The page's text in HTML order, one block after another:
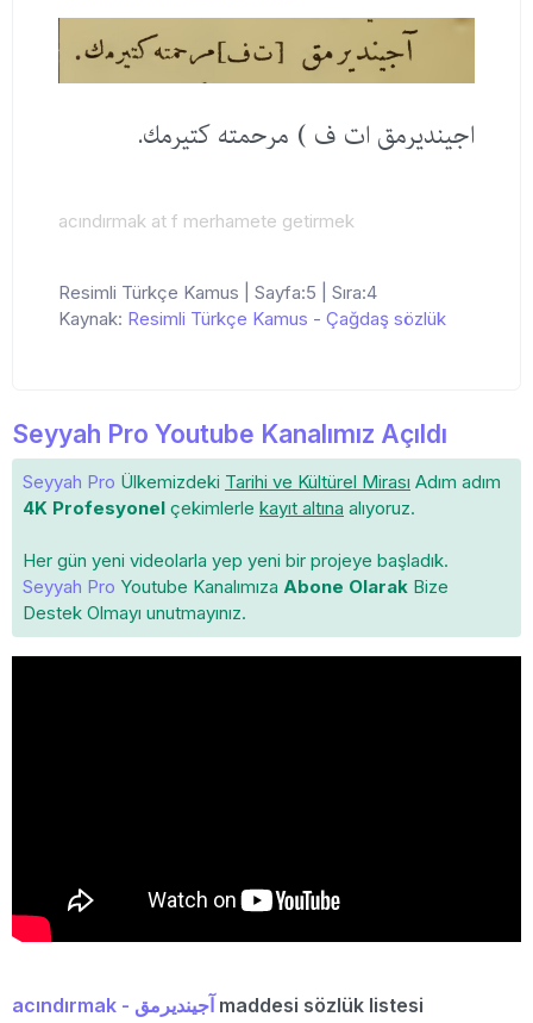
اجیندیرمق ات ف ) مرحمته كتیرمك.
acındırmak at f merhamete getirmek
Resimli Türkçe Kamus | Sayfa:5 | Sıra:4
Kaynak: Resimli Türkçe Kamus - Çağdaş sözlük
Seyyah Pro Youtube Kanalımız Açıldı
Seyyah Pro Ülkemizdeki Tarihi ve Kültürel Mirası Adım adım
4K Profesyonel çekimlerle kayıt altına alıyoruz.
Her gün yeni videolarla yep yeni bir projeye başladık.
Seyyah Pro Youtube Kanalımıza Abone Olarak Bize
Destek Olmayı unutmayınız.
acındırmak - آجیندیرمق maddesi sözlük listesi